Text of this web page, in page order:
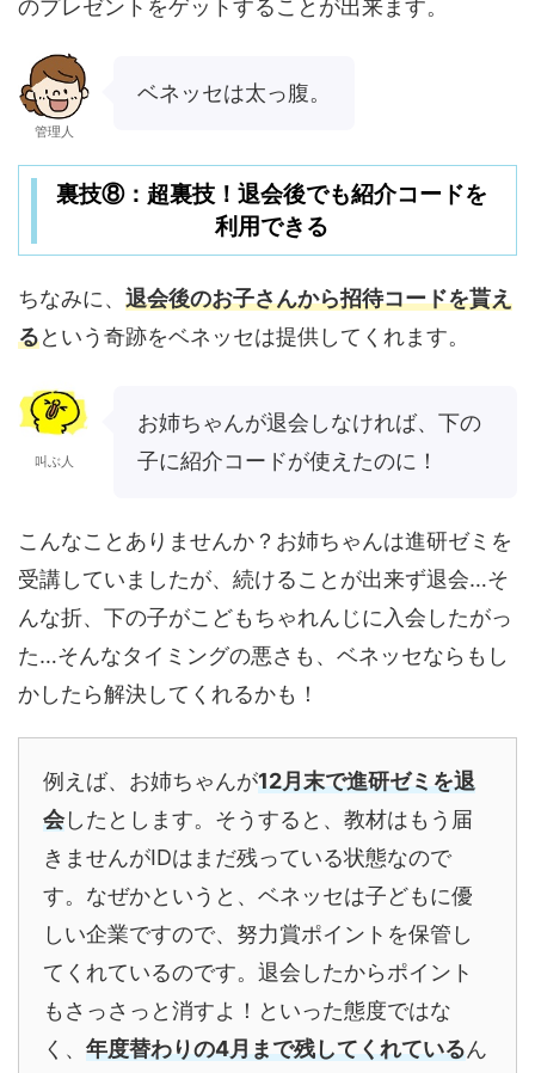
のプレゼントをゲットすることが出来ます。
管理人
ベネッセは太っ腹。
裏技⑧：超裏技！退会後でも紹介コードを
利用できる
ちなみに、 退会後のお子さんから招待コードを貰え
るという奇跡をベネッセは提供してくれます。
叫ぶ人
お姉ちゃんが退会しなければ、下の
子に紹介コードが使えたのに！
こんなことありませんか？お姉ちゃんは進研ゼミを
受講していましたが、続けることが出来ず退会…そ
んな折、下の子がこどもちゃれんじに入会したがっ
た…そんなタイミングの悪さも、ベネッセならもし
かしたら解決してくれるかも！
例えば、お姉ちゃんが12月末で進研ゼミを退
会したとします。そうすると、教材はもう届
きませんがIDはまだ残っている状態なので
す。なぜかというと、ベネッセは子どもに優
しい企業ですので、努力賞ポイントを保管し
てくれているのです。退会したからポイント
もさっさっと消すよ！といった態度ではな
く、 年度替わりの4月まで残してくれているん